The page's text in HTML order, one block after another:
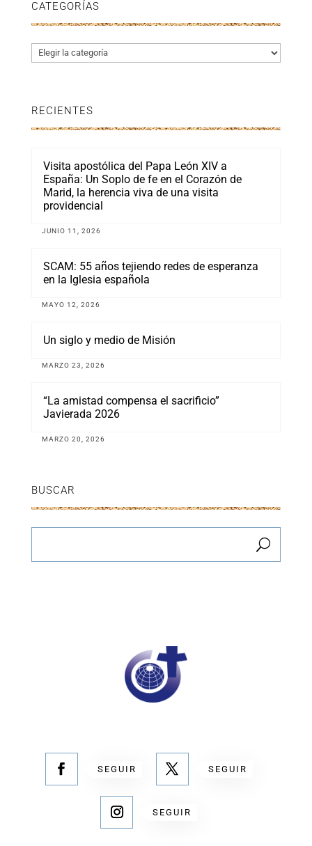
CATEGORÍAS
Categorías
RECIENTES
Visita apostólica del Papa León XIV a
España: Un Soplo de fe en el Corazón de
Marid, la herencia viva de una visita
providencial
JUNIO 11, 2026
SCAM: 55 años tejiendo redes de esperanza
en la Iglesia española
MAYO 12, 2026
Un siglo y medio de Misión
MARZO 23, 2026
“La amistad compensa el sacrificio”
Javierada 2026
MARZO 20, 2026
BUSCAR
SEGUIR SEGUIR
SEGUIR